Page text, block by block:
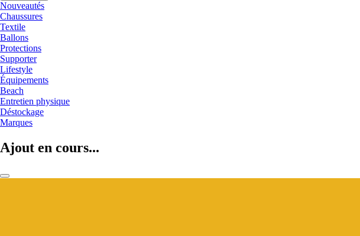
Nouveautés
Chaussures
Textile
Ballons
Protections
Supporter
Lifestyle
Équipements
Beach
Entretien physique
Déstockage
Marques
Ajout en cours...